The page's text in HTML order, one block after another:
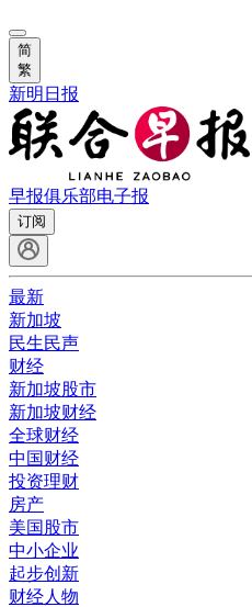
简
繁
新明日报
早报俱乐部电子报
订阅
最新
新加坡
民生民声
财经
新加坡股市
新加坡财经
全球财经
中国财经
投资理财
房产
美国股市
中小企业
起步创新
财经人物